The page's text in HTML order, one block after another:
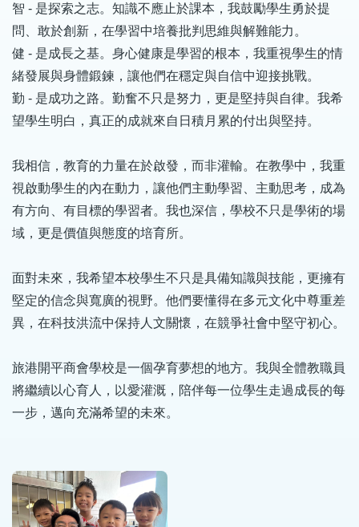
智 - 是探索之志。知識不應止於課本，我鼓勵學生勇於提
問、敢於創新，在學習中培養批判思維與解難能力。
健 - 是成長之基。身心健康是學習的根本，我重視學生的情
緒發展與身體鍛鍊，讓他們在穩定與自信中迎接挑戰。
勤 - 是成功之路。勤奮不只是努力，更是堅持與自律。我希
望學生明白，真正的成就來自日積月累的付出與堅持。
我相信，教育的力量在於啟發，而非灌輸。在教學中，我重
視啟動學生的內在動力，讓他們主動學習、主動思考，成為
有方向、有目標的學習者。我也深信，學校不只是學術的場
域，更是價值與態度的培育所。
面對未來，我希望本校學生不只是具備知識與技能，更擁有
堅定的信念與寬廣的視野。他們要懂得在多元文化中尊重差
異，在科技洪流中保持人文關懷，在競爭社會中堅守初心。
旅港開平商會學校是一個孕育夢想的地方。我與全體教職員
將繼續以心育人，以愛灌溉，陪伴每一位學生走過成長的每
一步，邁向充滿希望的未來。